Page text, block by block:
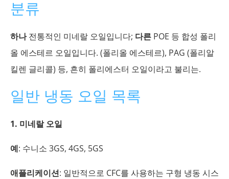
분류
하나전통적인 미네랄 오일입니다; 다른 POE 등 합성 폴리
올 에스테르 오일입니다. (폴리올 에스테르), PAG (폴리알
킬렌 글리콜) 등, 흔히 폴리에스터 오일이라고 불리는.
일반 냉동 오일 목록
1. 미네랄 오일
예: 수니소 3GS, 4GS, 5GS
애플리케이션: 일반적으로 CFC를 사용하는 구형 냉동 시스